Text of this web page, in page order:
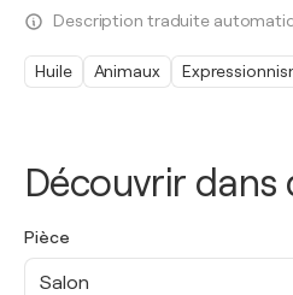
Découvrir dans
Pièce
Salon
Description traduite
Huile Animaux